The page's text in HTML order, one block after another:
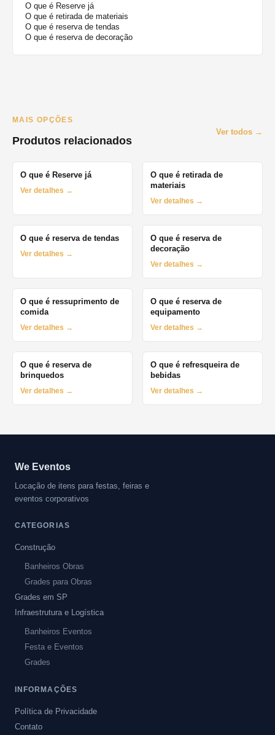
O que é Reserve já
O que é retirada de materiais
O que é reserva de tendas
O que é reserva de decoração
MAIS OPÇÕES
Produtos relacionados
Ver todos →
O que é Reserve já
Ver detalhes →
O que é retirada de
materiais
Ver detalhes →
O que é reserva de tendas
Ver detalhes →
O que é reserva de
decoração
Ver detalhes →
O que é ressuprimento de
comida
Ver detalhes →
O que é reserva de
equipamento
Ver detalhes →
O que é reserva de
brinquedos
Ver detalhes →
O que é refresqueira de
bebidas
Ver detalhes →
We Eventos
Locação de itens para festas, feiras e
eventos corporativos
CATEGORIAS
Construção
Banheiros Obras
Grades para Obras
Grades em SP
Infraestrutura e Logística
Banheiros Eventos
Festa e Eventos
Grades
INFORMAÇÕES
Política de Privacidade
Contato